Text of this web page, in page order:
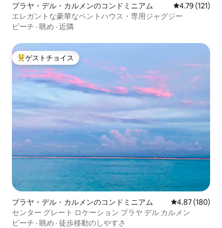
プラヤ・デル・カルメンのコンドミニアム レビュー121
4.79 (121)
エレガントな豪華なペントハウス・専用ジャグジー
ビーチ · 眺め · 近隣
大好評のゲストチョイスです。
ゲストチョイス
プラヤ・デル・カルメンのコンドミニアム レビュー180
4.87 (180)
センター グレート ロケーション プラヤ デル カルメン
ビーチ · 眺め · 徒歩移動のしやすさ